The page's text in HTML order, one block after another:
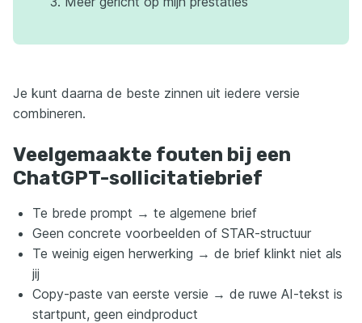
Je kunt daarna de beste zinnen uit iedere versie
combineren.
Veelgemaakte fouten bij een
ChatGPT-sollicitatiebrief
Te brede prompt → te algemene brief
Geen concrete voorbeelden of STAR-structuur
Te weinig eigen herwerking → de brief klinkt niet als
jij
Copy-paste van eerste versie → de ruwe AI-tekst is
startpunt, geen eindproduct